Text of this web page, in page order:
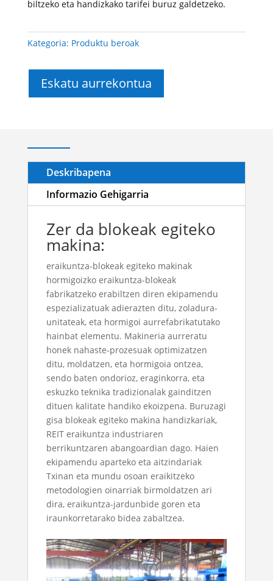
biltzeko eta handizkako tarifei buruz galdetzeko.
Kategoria: Produktu beroak
Eskatu aurrekontua
Deskribapena
Informazio Gehigarria
Zer da blokeak egiteko
makina:
eraikuntza-blokeak egiteko makinak
hormigoizko eraikuntza-blokeak
fabrikatzeko erabiltzen diren ekipamendu
espezializatuak adierazten ditu, zoladura-
unitateak, eta hormigoi aurrefabrikatutako
hainbat elementu. Makineria aurreratu
honek nahaste-prozesuak optimizatzen
ditu, moldatzen, eta hormigoia ontzea,
sendo baten ondorioz, eraginkorra, eta
eskuzko teknika tradizionalak gainditzen
dituen kalitate handiko ekoizpena. Buruzagi
gisa blokeak egiteko makina handizkariak,
REIT eraikuntza industriaren
berrikuntzaren abangoardian dago. Haien
ekipamendu aparteko eta aitzindariak
Txinan eta mundu osoan eraikitzeko
metodologien oinarriak birmoldatzen ari
dira, eraikuntza-jardunbide goren eta
iraunkorretarako bidea zabaltzea.